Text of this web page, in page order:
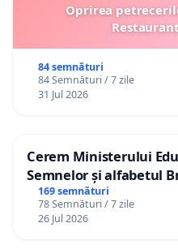
Oprirea
84 semnături
84 Semnături / 7 zile
31 Jul 2026
Cerem Ministerului
Semnelor și alfabetul
Republica Moldova!
169 semnături
78 Semnături / 7 zile
26 Jul 2026